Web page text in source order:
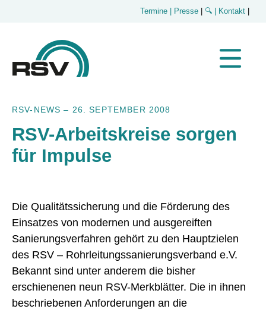
Termine | Presse 🔍 | Kontakt
RSV-NEWS – 26. SEPTEMBER 2008
RSV-Arbeitskreise sorgen
für Impulse
Die Qualitätssicherung und die Förderung des
Einsatzes von modernen und ausgereiften
Sanierungsverfahren gehört zu den Hauptzielen
des RSV – Rohrleitungssanierungsverband e.V.
Bekannt sind unter anderem die bisher
erschienenen neun RSV-Merkblätter. Die in ihnen
beschriebenen Anforderungen an die